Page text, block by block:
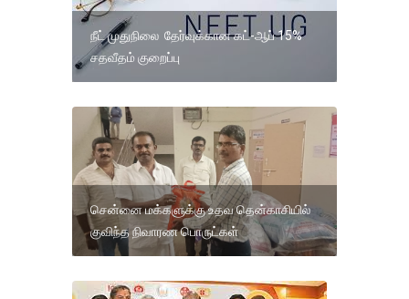
நீட் முதுநிலை தேர்வுக்கான கட்-ஆப் 15%
சதவீதம் குறைப்பு
சென்னை மக்களுக்கு உதவ தென்காசியில்
குவிந்த நிவாரண பொருட்கள்